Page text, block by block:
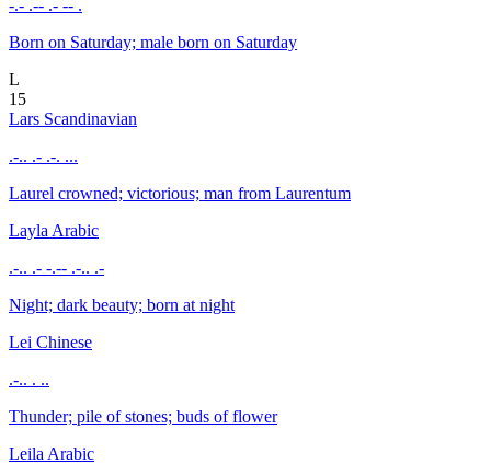
-.- .-- .- -- .
Born on Saturday; male born on Saturday
L
15
Lars Scandinavian
.-.. .- .-. ...
Laurel crowned; victorious; man from Laurentum
Layla Arabic
.-.. .- -.-- .-.. .-
Night; dark beauty; born at night
Lei Chinese
.-.. . ..
Thunder; pile of stones; buds of flower
Leila Arabic